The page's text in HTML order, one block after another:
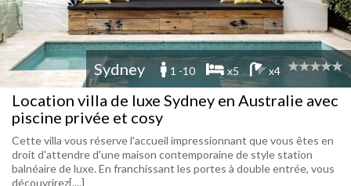
Sydney 1 -10 x5 x4
Location villa de luxe Sydney en Australie avec
piscine privée et cosy
Cette villa vous réserve l'accueil impressionnant que vous êtes en
droit d'attendre d'une maison contemporaine de style station
balnéaire de luxe. En franchissant les portes à double entrée, vous
découvrirez[....]